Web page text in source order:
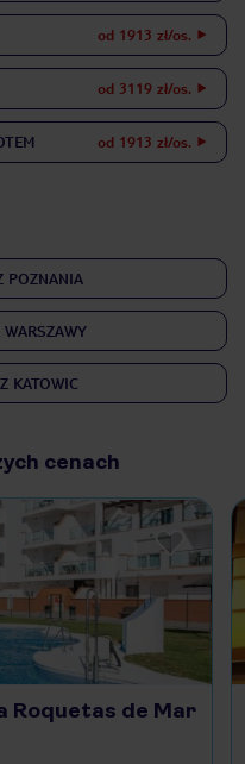
od 1913 zł/os.
od 3119 zł/os.
od 1913 zł/os.
POZNANIA
KATOWIC
cenach
Roquetas de Mar